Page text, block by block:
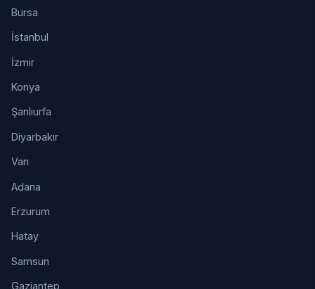
Bursa
İstanbul
İzmir
Konya
Şanlıurfa
Diyarbakır
Van
Adana
Erzurum
Hatay
Samsun
Gaziantep